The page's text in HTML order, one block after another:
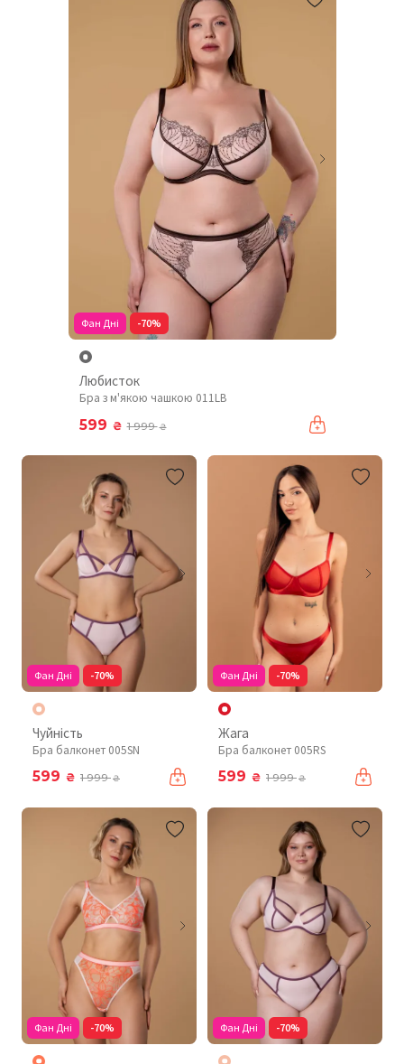
Фан Дні -70%
Любисток
Бра з м'якою чашкою 011LB
599 ₴ 1 999₴
Фан Дні -70%
Чуйність
Бра балконет 005SN
599 ₴ 1 999₴
Фан Дні -70%
Жага
Бра балконет 005RS
599 ₴ 1 999₴
Фан Дні -70% Фан Дні -70%